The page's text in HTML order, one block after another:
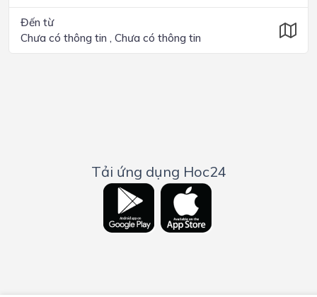
Đến từ
Chưa có thông tin , Chưa có thông tin
Tải ứng dụng Hoc24